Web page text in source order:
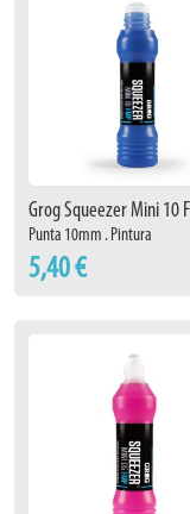
Grog Squeezer Mini 10
Punta 10mm . Pintura
5,40 €